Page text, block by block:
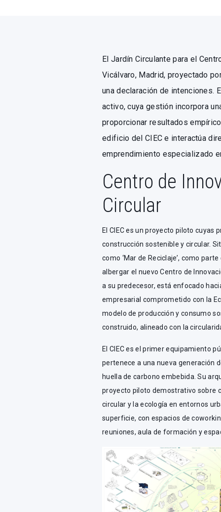
El Jardín Circulante para el
Vicálvaro, Madrid, proyectado
una declaración de intenciones.
activo, cuya gestión incorpora
proporcionar resultados
edificio del CIEC e interactúa
emprendimiento especializado
Centro de
Circular
El CIEC es un proyecto piloto
construcción sostenible y circular.
como ‘Mar de Reciclaje’, como
albergar el nuevo Centro de
a su predecesor, está enfocado
empresarial comprometido con la
modelo de producción y consumo
construido, alineado con la
El CIEC es el primer equipamiento
pertenece a una nueva generación
huella de carbono embebida. Su
proyecto piloto demostrativo sobre
circular y la ecología en entornos
superficie, con espacios de
reuniones, aula de formación y